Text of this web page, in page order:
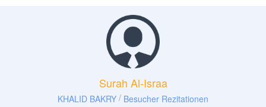
Surah Al-Israa
KHALID BAKRY / Besucher Rezitationen